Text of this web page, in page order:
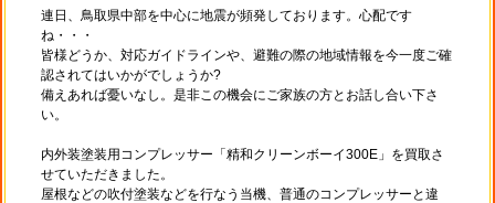
連日、鳥取県中部を中心に地震が頻発しております。心配です
ね・・・
皆様どうか、対応ガイドラインや、避難の際の地域情報を今一度ご確
認されてはいかがでしょうか?
備えあれば憂いなし。是非この機会にご家族の方とお話し合い下さ
い。
内外装塗装用コンプレッサー「精和クリーンボーイ300E」を買取さ
せていただきました。
屋根などの吹付塗装などを行なう当機、普通のコンプレッサーと違